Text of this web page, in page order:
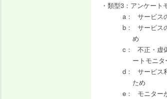
類型3：アンケート
サービス
サービス
め
不正・虚
ートモニ
サービス
ため
モニター